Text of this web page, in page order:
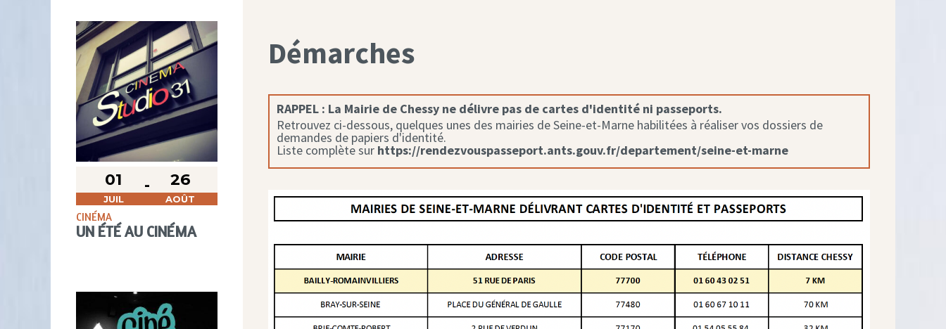
01
JUIL
26
AOÛT
CINÉMA
UN ÉTÉ AU CINÉMA
Démarches
RAPPEL : La Mairie de Chessy ne délivre pas de cartes d'identité ni passeports.
Retrouvez ci-dessous, quelques unes des mairies de Seine-et-Marne habilitées à réaliser vos dossiers de
demandes de papiers d'identité.
Liste complète sur https://rendezvouspasseport.ants.gouv.fr/departement/seine-et-marne